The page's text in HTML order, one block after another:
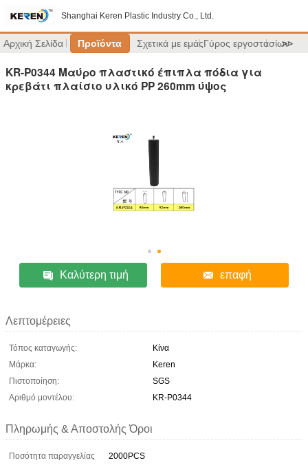
Shanghai Keren Plastic Industry Co., Ltd.
Αρχική Σελίδα Προϊόντα Σχετικά με εμάςΓύρος εργοστασίων
>>
KR-P0344 Μαύρο πλαστικό έπιπλα πόδια για
κρεβάτι πλαίσιο υλικό PP 260mm ύψος
Καλύτερη τιμή επαφή
Λεπτομέρειες
Τόπος καταγωγής:
Κίνα
Μάρκα:
Keren
Πιστοποίηση:
SGS
Αριθμό μοντέλου:
KR-P0344
Πληρωμής & Αποστολής Όροι
Ποσότητα παραγγελίας
2000PCS